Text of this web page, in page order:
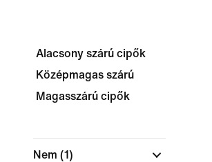
Alacsony szárú cipők
Középmagas szárú
Magasszárú cipők
Nem (1)